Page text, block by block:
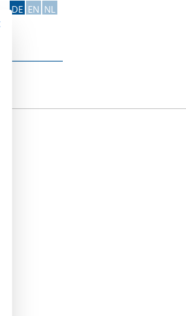
DE EN NL
diesem Button wird der Dialog geschlossen. Seine
Einwilligung erteilt werden kann.